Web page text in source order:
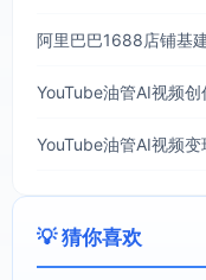
💡 猜你喜欢